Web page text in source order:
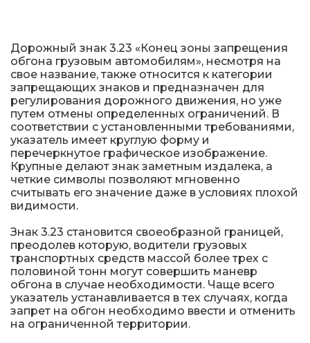
Светофоры
Светодиодные светофоры T7
Мобильные сигнальные строительные
ограждения
Материалы для дорожной разметки
Знаки безопасности
Знаки магистральных газопроводов
Дорожное оборудование
Железнодорожные путевые знаки
Дорожный знак 3.23 «Конец зоны запрещения
обгона грузовым автомобилям», несмотря на
свое название, также относится к категории
запрещающих знаков и предназначен для
регулирования дорожного движения, но уже
путем отмены определенных ограничений. В
соответствии с установленными требованиями,
указатель имеет круглую форму и
перечеркнутое графическое изображение.
Крупные делают знак заметным издалека, а
четкие символы позволяют мгновенно
считывать его значение даже в условиях плохой
видимости.
Знак 3.23 становится своеобразной границей,
преодолев которую, водители грузовых
транспортных средств массой более трех с
половиной тонн могут совершить маневр
обгона в случае необходимости. Чаще всего
указатель устанавливается в тех случаях, когда
запрет на обгон необходимо ввести и отменить
на ограниченной территории.